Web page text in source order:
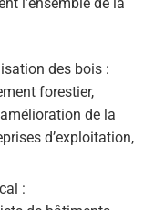
des bois :
forestier,
de la
d’exploitation,
: